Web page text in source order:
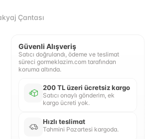
Çantası
Güvenli Alışveriş
Satıcı doğrulandı, ödeme ve teslimat
süreci gormeklazim.com tarafından
koruma altında.
200 TL üzeri ücretsiz kargo
Satıcı onaylı gönderim, ek
kargo ücreti yok.
Hızlı teslimat
Tahmini Pazartesi kargoda.